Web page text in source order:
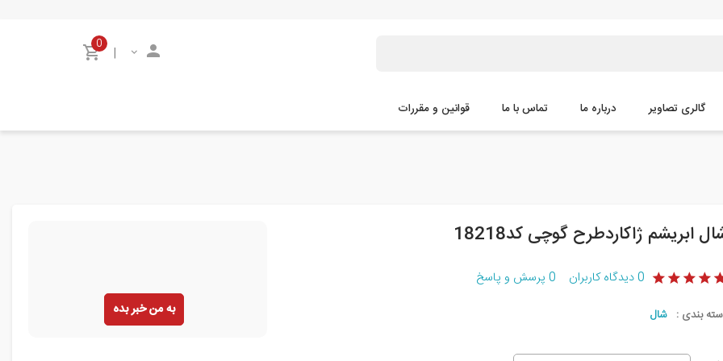
|
0
گالری تصاویر درباره ما تماس با ما قوانین و مقررات
ابریشم ژاکاردطرح گوچی کد18218
0دیدگاه کاربران 0 پرسش و پاسخ
بندی : شال به من خبر بده